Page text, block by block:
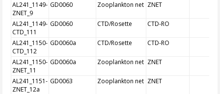
AL241_1149-
ZNET_9
GD0060 Zooplankton net ZNET
AL241_1149-
CTD_111
GD0060 CTD/Rosette CTD-RO
AL241_1150-
CTD_112
GD0060a CTD/Rosette CTD-RO
AL241_1150-
ZNET_11
GD0060a Zooplankton net ZNET
AL241_1151-
ZNET_12a
GD0063 Zooplankton net ZNET